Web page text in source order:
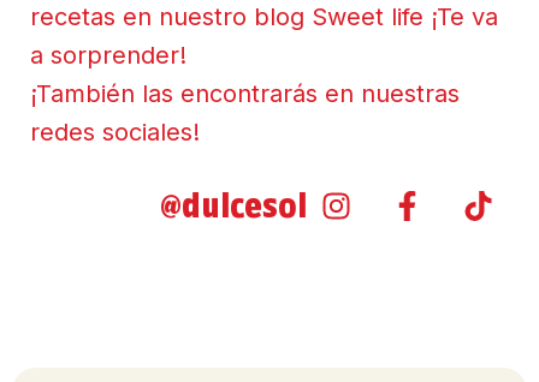
recetas en nuestro blog Sweet life ¡Te va
a sorprender!
¡También las encontrarás en nuestras
redes sociales!
@dulcesol